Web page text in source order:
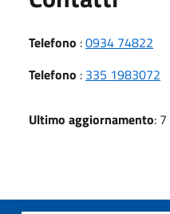
Telefono :0934 74822
Telefono : 335 1983072
Ultimo aggiornamento: